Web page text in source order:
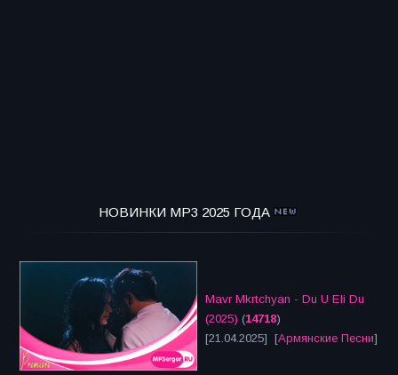
НОВИНКИ MP3 2025 ГОДА
Mavr Mkrtchyan - Du U Eli Du
(2025) (14718)
[21.04.2025] [Армянские Песни]